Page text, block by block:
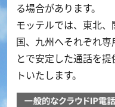
る場合があります。
モッテルでは、東北
国、九州へそれぞれ
とで安定した通話を
トいたします。